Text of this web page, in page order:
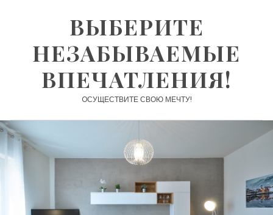
ВЫБЕРИТЕ
НЕЗАБЫВАЕМЫЕ
ВПЕЧАТЛЕНИЯ!
OСУЩЕСТВИТЕ СВОЮ МЕЧТУ!